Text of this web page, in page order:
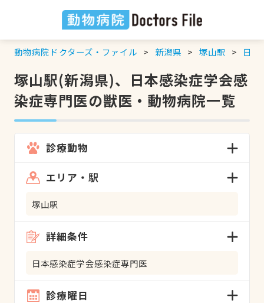
動物病院ドクターズ・ファイル 新潟県 塚山駅 日本
塚山駅(新潟県)、日本感染症学会感
染症専門医の獣医・動物病院一覧
診療動物
エリア・駅
塚山駅
詳細条件
日本感染症学会感染症専門医
診療曜日